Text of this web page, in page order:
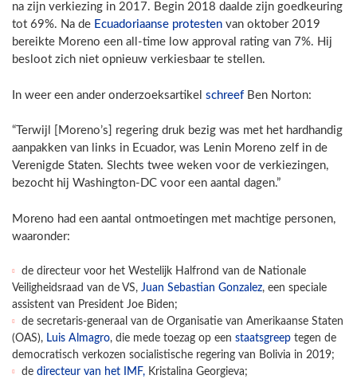
na zijn verkiezing in 2017. Begin 2018 daalde zijn goedkeuring
tot 69%. Na de Ecuadoriaanse protesten van oktober 2019
bereikte Moreno een all-time low approval rating van 7%. Hij
besloot zich niet opnieuw verkiesbaar te stellen.
In weer een ander onderzoeksartikel schreef Ben Norton:
“Terwijl [Moreno’s] regering druk bezig was met het hardhandig
aanpakken van links in Ecuador, was Lenin Moreno zelf in de
Verenigde Staten. Slechts twee weken voor de verkiezingen,
bezocht hij Washington-DC voor een aantal dagen.”
Moreno had een aantal ontmoetingen met machtige personen,
waaronder:
de directeur voor het Westelijk Halfrond van de Nationale
Veiligheidsraad van de VS, Juan Sebastian Gonzalez, een speciale
assistent van President Joe Biden;
de secretaris-generaal van de Organisatie van Amerikaanse Staten
(OAS), Luis Almagro, die mede toezag op een staatsgreep tegen de
democratisch verkozen socialistische regering van Bolivia in 2019;
de directeur van het IMF, Kristalina Georgieva;